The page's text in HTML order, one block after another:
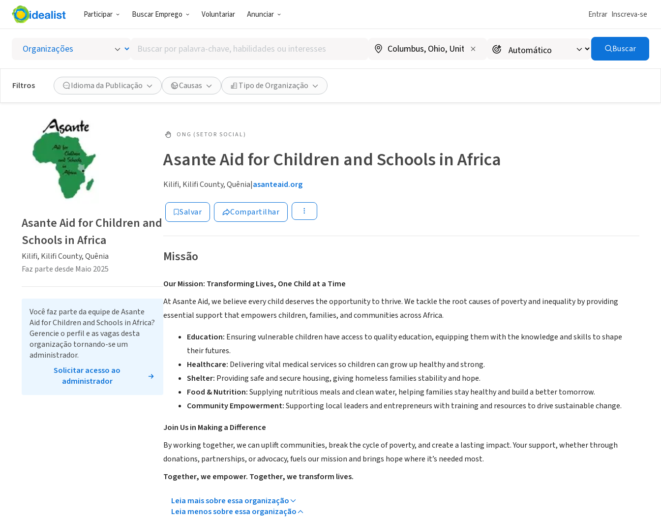
Participar Buscar Emprego Voluntariar Anunciar Entrar Inscreva-se
Buscar
por
palavra-
chave,
habilidades
ou
Buscar
Filtros Idioma da Publicação Causas Tipo de Organização
ONG (SETOR SOCIAL)
Asante Aid for Children and Schools in Africa
Kilifi, Kilifi County, Quênia|asanteaid.org
Salvar Compartilhar
Missão
Our Mission: Transforming Lives, One Child at a Time
At Asante Aid, we believe every child deserves the opportunity to thrive. We tackle the root causes of poverty and inequality by providing
essential support that empowers children, families, and communities across Africa.
Education: Ensuring vulnerable children have access to quality education, equipping them with the knowledge and skills to shape
their futures.
Healthcare: Delivering vital medical services so children can grow up healthy and strong.
Shelter: Providing safe and secure housing, giving homeless families stability and hope.
Food & Nutrition:Supplying nutritious meals and clean water, helping families stay healthy and build a better tomorrow.
Community Empowerment:Supporting local leaders and entrepreneurs with training and resources to drive sustainable change.
Join Us in Making a Difference
By working together, we can uplift communities, break the cycle of poverty, and create a lasting impact. Your support, whether through
donations, partnerships, or advocacy, fuels our mission and brings hope where it’s needed most.
Together, we empower. Together, we transform lives.
Leia mais sobre essa organização
Leia menos sobre essa organização
Asante Aid for Children and
Schools in Africa
Kilifi, Kilifi County, Quênia
Faz parte desde Maio 2025
Você faz parte da equipe de Asante
Aid for Children and Schools in Africa?
Gerencie o perfil e as vagas desta
organização tornando-se um
administrador.
Solicitar acesso ao
administrador